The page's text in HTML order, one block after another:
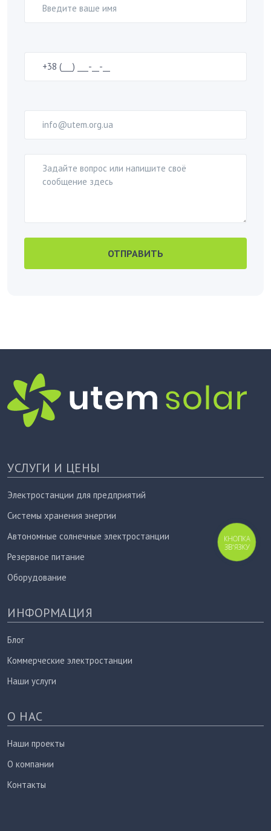
ОТПРАВИТЬ
УСЛУГИ И ЦЕНЫ
Электростанции для предприятий
Системы хранения энергии
Автономные солнечные электростанции
Резервное питание
Оборудование
ИНФОРМАЦИЯ
Блог
Коммерческие электростанции
Наши услуги
О НАС
Наши проекты
О компании
Контакты
КНОПКА
ЗВ'ЯЗКУ